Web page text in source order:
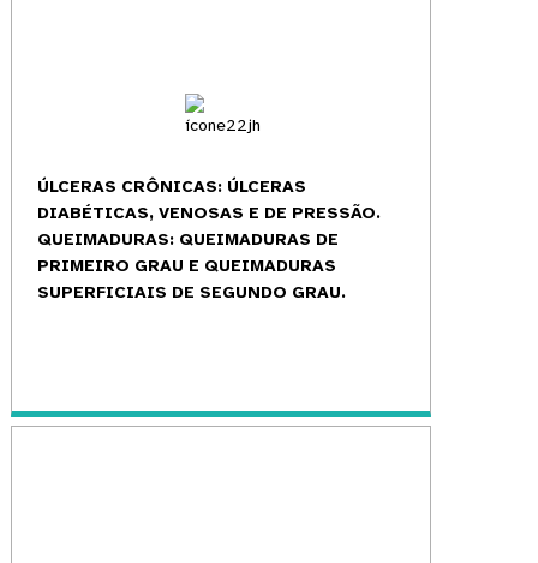
ÚLCERAS CRÔNICAS: ÚLCERAS
DIABÉTICAS, VENOSAS E DE PRESSÃO.
QUEIMADURAS: QUEIMADURAS DE
PRIMEIRO GRAU E QUEIMADURAS
SUPERFICIAIS DE SEGUNDO GRAU.